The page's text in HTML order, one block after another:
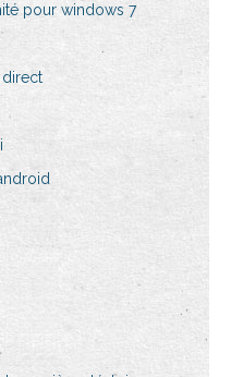
pour windows 7
direct